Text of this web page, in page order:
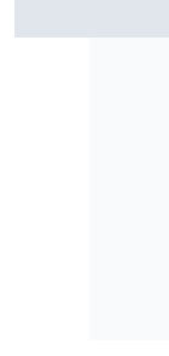
stessa"